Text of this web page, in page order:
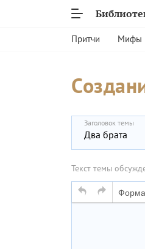
Притчи Мифы
Заголовок темы
Текст темы